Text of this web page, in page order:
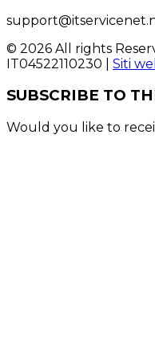
© 2026 All rights
IT04522110230 | Siti
SUBSCRIBE TO
Would you like to